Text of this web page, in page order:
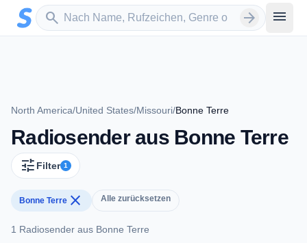
Zum Hauptinhalt springen
search
Sender suchen arrow_forward menu
North America/United States/Missouri/Bonne Terre
Radiosender aus Bonne Terre
tune Filter 1
Bonne Terre close Alle zurücksetzen
1 Radiosender aus Bonne Terre